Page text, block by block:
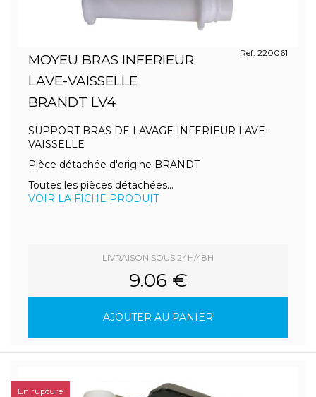
MOYEU BRAS INFERIEUR
LAVE-VAISSELLE
BRANDT LV4
Ref. 220061
SUPPORT BRAS DE LAVAGE INFERIEUR LAVE-
VAISSELLE
Pièce détachée d'origine BRANDT
Toutes les pièces détachées...
VOIR LA FICHE PRODUIT
LIVRAISON SOUS 24H/48H
9.06 €
AJOUTER AU PANIER
En rupture